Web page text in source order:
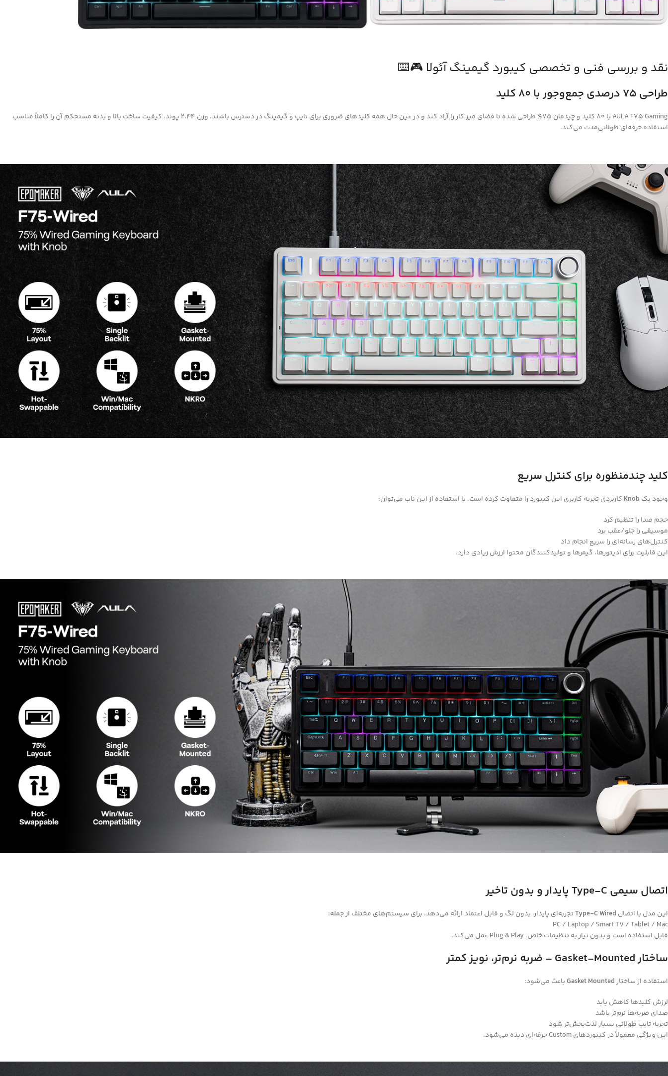
نقد و بررسی فنی و تخصصی کیبورد گیمینگ آئولا 🎮⌨️
طراحی ۷۵ درصدی جمع‌وجور با ۸۰ کلید
AULA F75 Gaming با 80 کلید و چیدمان 75% طراحی شده تا فضای میز کار را آزاد کند و در عین حال همه کلیدهای ضروری برای تایپ و گیمینگ در دسترس باشند. وزن 2.44 پوند، کیفیت ساخت بالا و بدنه مستحکم آن را کاملاً مناسب
استفاده حرفه‌ای طولانی‌مدت می‌کند.
کلید چندمنظوره برای کنترل سریع
وجود یک Knob کاربردی تجربه کاربری این کیبورد را متفاوت کرده است. با استفاده از این ناب می‌توان:
حجم صدا را تنظیم کرد
موسیقی را جلو/عقب برد
کنترل‌های رسانه‌ای را سریع انجام داد
این قابلیت برای ادیتورها، گیمرها و تولیدکنندگان محتوا ارزش زیادی دارد.
اتصال سیمی Type-C پایدار و بدون تاخیر
این مدل با اتصال Type-C Wiredتجربه‌ای پایدار، بدون لگ و قابل اعتماد ارائه می‌دهد. برای سیستم‌های مختلف از جمله:
PC / Laptop / Smart TV / Tablet / Mac
قابل استفاده است و بدون نیاز به تنظیمات خاص، Plug & Play عمل می‌کند.
ساختار Gasket-Mounted – ضربه نرم‌تر، نویز کمتر
استفاده از ساختارGasket Mountedباعث می‌شود:
لرزش کلیدها کاهش یابد
صدای ضربه‌ها نرم‌تر باشد
تجربه تایپ طولانی بسیار لذت‌بخش‌تر شود
این ویژگی معمولاً در کیبوردهای Custom حرفه‌ای دیده می‌شود.